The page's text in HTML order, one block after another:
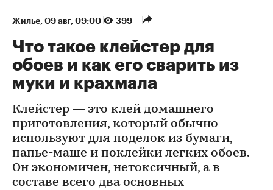
Жилье⁠, 09 авг, 09:00 399
Что такое клейстер для
обоев и как его сварить из
муки и крахмала
Клейстер — это клей домашнего
приготовления, который обычно
используют для поделок из бумаги,
папье-маше и поклейки легких обоев.
Он экономичен, нетоксичный, а в
составе всего два основных